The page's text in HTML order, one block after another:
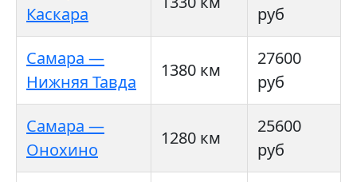
Каскара
руб
Самара —
Нижняя Тавда
1380 км
27600
руб
Самара —
Онохино
1280 км
25600
руб